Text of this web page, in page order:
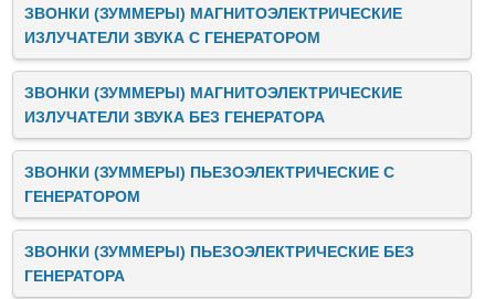
ЗВОНКИ (ЗУММЕРЫ) МАГНИТОЭЛЕКТРИЧЕСКИЕ
ИЗЛУЧАТЕЛИ ЗВУКА C ГЕНЕРАТОРОМ
ЗВОНКИ (ЗУММЕРЫ) МАГНИТОЭЛЕКТРИЧЕСКИЕ
ИЗЛУЧАТЕЛИ ЗВУКА БЕЗ ГЕНЕРАТОРА
ЗВОНКИ (ЗУММЕРЫ) ПЬЕЗОЭЛЕКТРИЧЕСКИЕ C
ГЕНЕРАТОРОМ
ЗВОНКИ (ЗУММЕРЫ) ПЬЕЗОЭЛЕКТРИЧЕСКИЕ БЕЗ
ГЕНЕРАТОРА